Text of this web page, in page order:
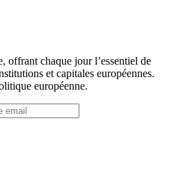
offrant chaque jour l’essentiel de
et capitales européennes.
européenne.